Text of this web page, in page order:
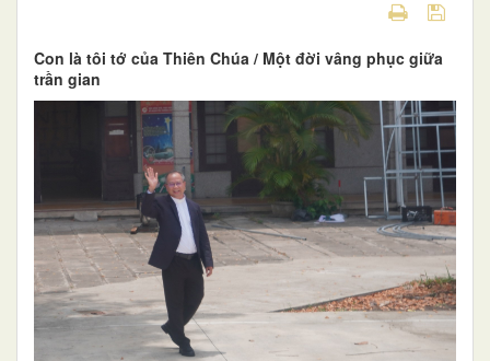
Con là tôi tớ của Thiên Chúa / Một đời vâng phục giữa
trần gian